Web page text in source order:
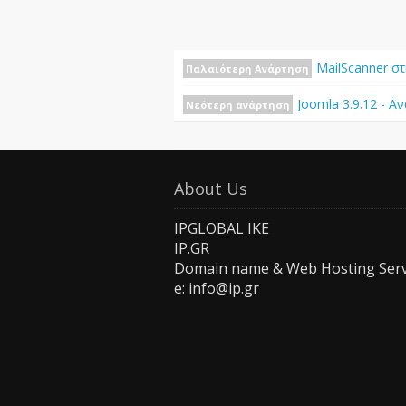
Παλαιότερη Ανάρτηση MailScanner
Νεότερη ανάρτηση Joomla 3.9.12 -
About Us
IPGLOBAL IKE
IP.GR
Domain name & Web Hosting
e: info@ip.gr